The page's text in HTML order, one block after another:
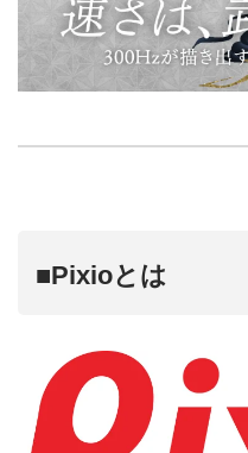
■Pixioとは